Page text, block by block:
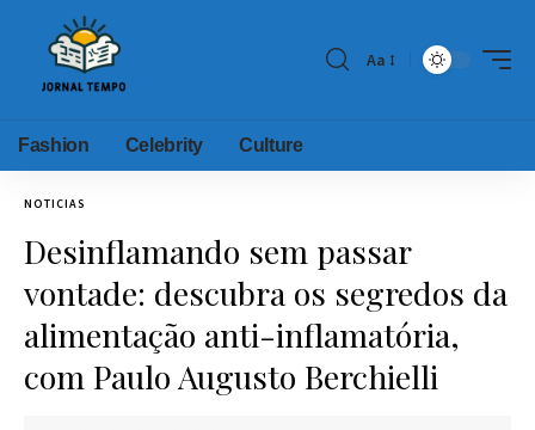
Aa
Fashion Celebrity Culture
NOTICIAS
Desinflamando sem passar
vontade: descubra os segredos da
alimentação anti-inflamatória,
com Paulo Augusto Berchielli